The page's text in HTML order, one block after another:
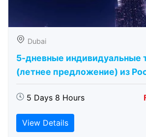
Dubai
5-дневные индивидуальные
(летнее предложение) из
5 Days 8 Hours
View Details